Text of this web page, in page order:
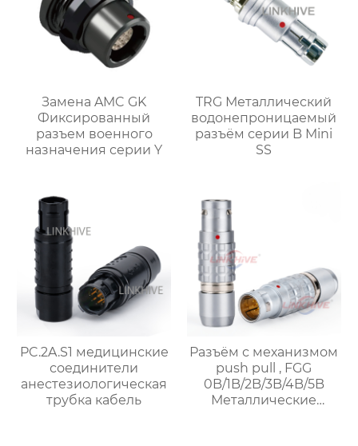
Замена AMC GK
Фиксированный
разъем военного
назначения серии Y
TRG Металлический
водонепроницаемый
разъём серии B Mini
SS
PC.2A.S1 медицинские
соединители
анестезиологическая
трубка кабель
Разъём с механизмом
push pull , FGG
0B/1B/2B/3B/4B/5B
Металлические